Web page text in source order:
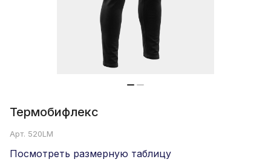
Термобифлекс
Арт. 520LM
Посмотреть размерную таблицу